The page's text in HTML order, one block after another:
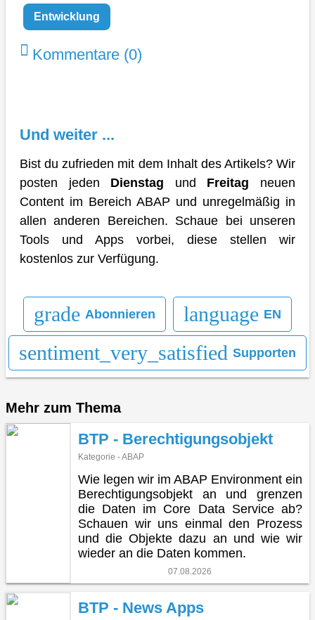
Entwicklung
Kommentare (0)
Und weiter ...
Bist du zufrieden mit dem Inhalt des Artikels? Wir
posten jeden Dienstag und Freitag neuen
Content im Bereich ABAP und unregelmäßig in
allen anderen Bereichen. Schaue bei unseren
Tools und Apps vorbei, diese stellen wir
kostenlos zur Verfügung.
grade Abonnieren language EN
sentiment_very_satisfied Supporten
Mehr zum Thema
BTP - Berechtigungsobjekt
Kategorie - ABAP
Wie legen wir im ABAP Environment ein
Berechtigungsobjekt an und grenzen
die Daten im Core Data Service ab?
Schauen wir uns einmal den Prozess
und die Objekte dazu an und wie wir
wieder an die Daten kommen.
07.08.2026
BTP - News Apps